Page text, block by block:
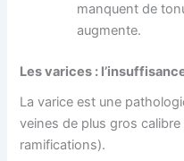
manquent de
augmente.
Les varices :
La varice est une
veines de plus gros
ramifications).